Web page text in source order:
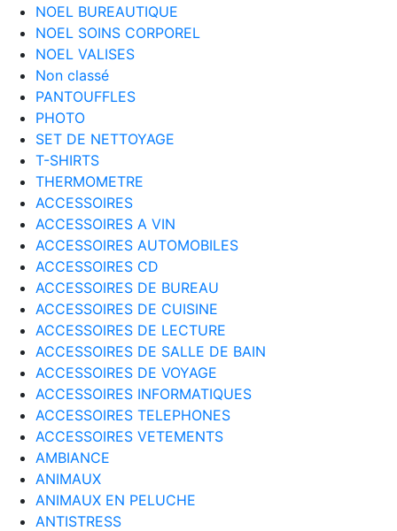
NOEL BUREAUTIQUE
NOEL SOINS CORPOREL
NOEL VALISES
Non classé
PANTOUFFLES
PHOTO
SET DE NETTOYAGE
T-SHIRTS
THERMOMETRE
ACCESSOIRES
ACCESSOIRES A VIN
ACCESSOIRES AUTOMOBILES
ACCESSOIRES CD
ACCESSOIRES DE BUREAU
ACCESSOIRES DE CUISINE
ACCESSOIRES DE LECTURE
ACCESSOIRES DE SALLE DE BAIN
ACCESSOIRES DE VOYAGE
ACCESSOIRES INFORMATIQUES
ACCESSOIRES TELEPHONES
ACCESSOIRES VETEMENTS
AMBIANCE
ANIMAUX
ANIMAUX EN PELUCHE
ANTISTRESS